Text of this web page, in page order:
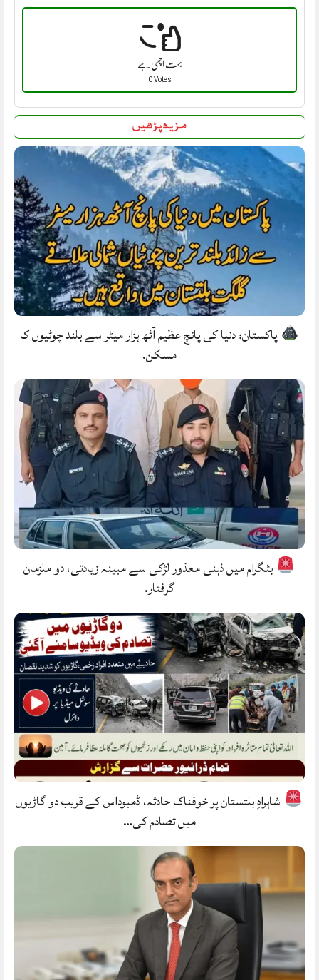
بہت اچھی ہے
0 Votes
مزید پڑھیں
پاکستان: دنیا کی پانچ عظیم آٹھ ہزار میٹر سے بلند چوٹیوں کا
مسکن.
بٹگرام میں ذہنی معذور لڑکی سے مبینہ زیادتی، دو ملزمان
گرفتار.
شاہراہِ بلتستان پر خوفناک حادثہ، ڈمبوداس کے قریب دو گاڑیوں
میں تصادم کی…